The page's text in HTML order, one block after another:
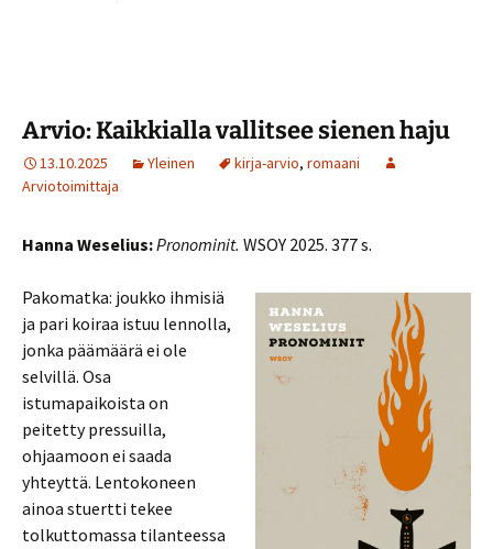
Arvio: Kaikkialla vallitsee sienen haju
13.10.2025 Yleinen kirja-arvio, romaani
Arviotoimittaja
Hanna Weselius:Pronominit. WSOY 2025. 377 s.
Pakomatka: joukko ihmisiä
ja pari koiraa istuu lennolla,
jonka päämäärä ei ole
selvillä. Osa
istumapaikoista on
peitetty pressuilla,
ohjaamoon ei saada
yhteyttä. Lentokoneen
ainoa stuertti tekee
tolkuttomassa tilanteessa